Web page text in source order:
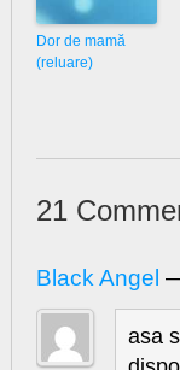
Dor de mamă
(reluare)
21
Black Angel
asa